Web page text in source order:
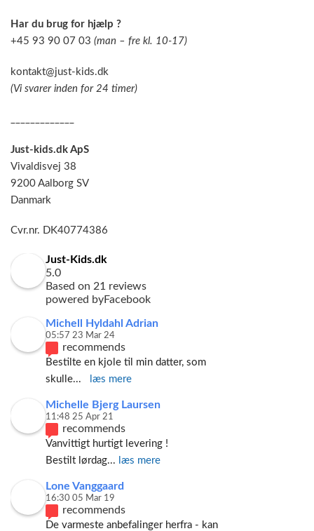
Har du brug for hjælp ?
+45 93 90 07 03 (man – fre kl. 10-17)
kontakt@just-kids.dk
(Vi svarer inden for 24 timer)
Just-kids.dk ApS
Vivaldisvej 38
9200 Aalborg SV
Danmark
Cvr.nr. DK40774386
Just-Kids.dk
5.0
Based on 21 reviews
powered byFacebook
Michell Hyldahl Adrian
05:57 23 Mar 24
recommends
Bestilte en kjole til min datter, som
skulle... læs mere
Michelle Bjerg Laursen
11:48 25 Apr 21
recommends
Vanvittigt hurtigt levering !
Bestilt lørdag... læs mere
Lone Vanggaard
16:30 05 Mar 19
recommends
De varmeste anbefalinger herfra - kan